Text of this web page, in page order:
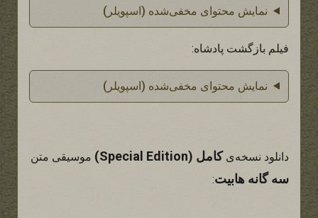
نمایش محتوای مخفی‌شده (اسپویلر)
فیلم بازگشت پادشاه:
نمایش محتوای مخفی‌شده (اسپویلر)
دانلود نسخه‌یکامل (Special Edition) موسیقی متن
سه گانه هابیت: